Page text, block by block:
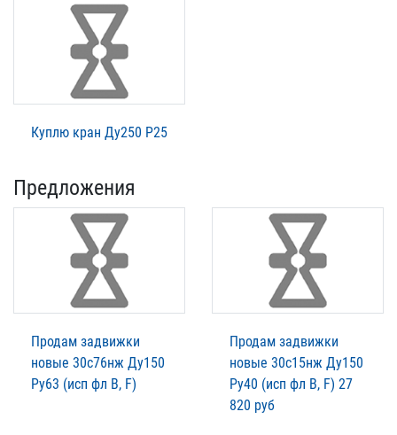
Куплю кран Ду250 Р25
Предложения
Продам задвижки
новые 30с76нж Ду150
Ру63 (исп фл В, F)
Продам задвижки
новые 30с15нж Ду150
Ру40 (исп фл В, F) 27
820 руб